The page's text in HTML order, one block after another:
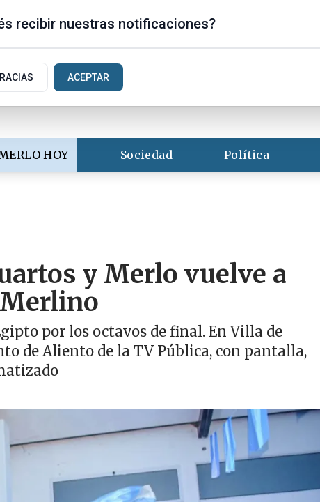
Luis
HOY Sociedad Política
y Merlo vuelve a
por los octavos de final. En Villa de
de Aliento de la TV Pública, con pantalla,
recibir nuestras notificaciones?
ACEPTAR